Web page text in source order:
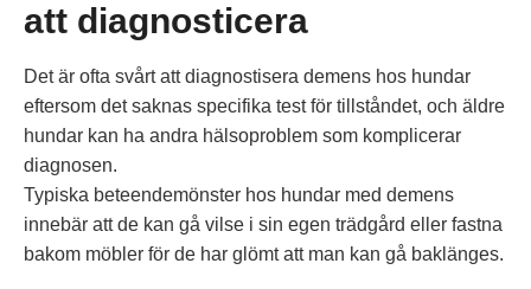
att diagnosticera
Det är ofta svårt att diagnostisera demens hos hundar
eftersom det saknas specifika test för tillståndet, och äldre
hundar kan ha andra hälsoproblem som komplicerar
diagnosen.
Typiska beteendemönster hos hundar med demens
innebär att de kan gå vilse i sin egen trädgård eller fastna
bakom möbler för de har glömt att man kan gå baklänges.